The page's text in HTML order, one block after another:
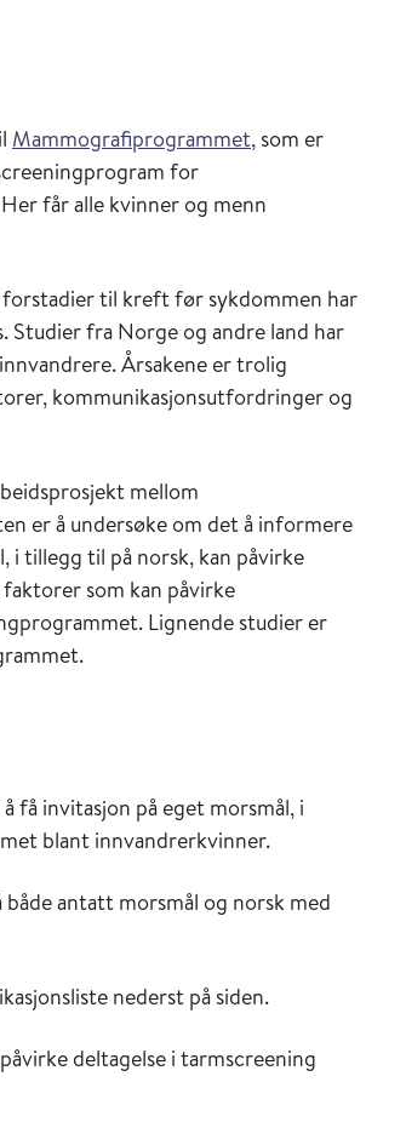
Mammografiprogrammet, som er
for
får alle kvinner og menn
til kreft før sykdommen har
Studier fra Norge og andre land har
Årsakene er trolig
kommunikasjonsutfordringer og
mellom
er å undersøke om det å informere
tillegg til på norsk, kan påvirke
som kan påvirke
Lignende studier er
få invitasjon på eget morsmål, i
blant innvandrerkvinner.
antatt morsmål og norsk med
nederst på siden.
deltagelse i tarmscreening